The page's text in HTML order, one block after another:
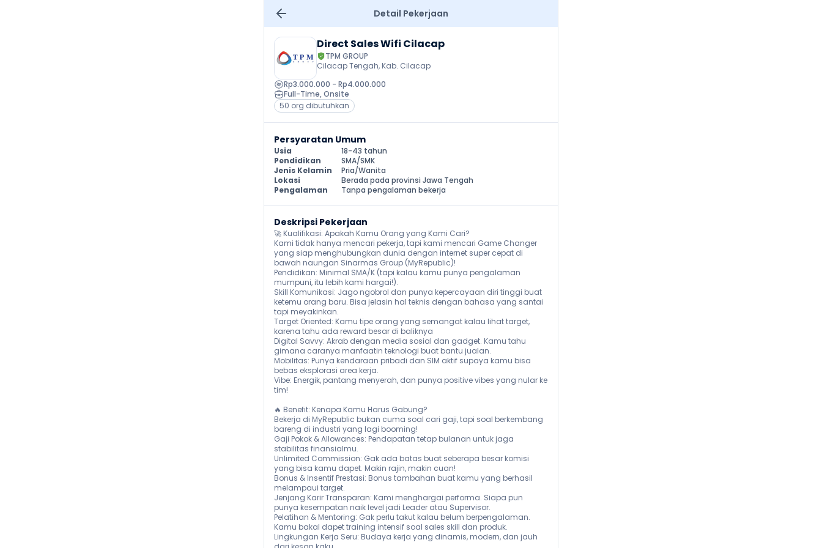
Detail Pekerjaan
Direct Sales Wifi Cilacap
TPM GROUP
Cilacap Tengah, Kab. Cilacap
Rp3.000.000 - Rp4.000.000
Full-Time, Onsite
50 org dibutuhkan
Persyaratan Umum
Usia
18-43 tahun
Pendidikan
SMA/SMK
Jenis Kelamin
Pria/Wanita
Lokasi
Berada pada provinsi Jawa Tengah
Pengalaman
Tanpa pengalaman bekerja
Deskripsi Pekerjaan
🚀 Kualifikasi: Apakah Kamu Orang yang Kami Cari?
Kami tidak hanya mencari pekerja, tapi kami mencari Game Changer
yang siap menghubungkan dunia dengan internet super cepat di
bawah naungan Sinarmas Group (MyRepublic)!
Pendidikan: Minimal SMA/K (tapi kalau kamu punya pengalaman
mumpuni, itu lebih kami hargai!).
Skill Komunikasi: Jago ngobrol dan punya kepercayaan diri tinggi buat
ketemu orang baru. Bisa jelasin hal teknis dengan bahasa yang santai
tapi meyakinkan.
Target Oriented: Kamu tipe orang yang semangat kalau lihat target,
karena tahu ada reward besar di baliknya
Digital Savvy: Akrab dengan media sosial dan gadget. Kamu tahu
gimana caranya manfaatin teknologi buat bantu jualan.
Mobilitas: Punya kendaraan pribadi dan SIM aktif supaya kamu bisa
bebas eksplorasi area kerja.
Vibe: Energik, pantang menyerah, dan punya positive vibes yang nular ke
tim!
🔥 Benefit: Kenapa Kamu Harus Gabung?
Bekerja di MyRepublic bukan cuma soal cari gaji, tapi soal berkembang
bareng di industri yang lagi booming!
Gaji Pokok & Allowances: Pendapatan tetap bulanan untuk jaga
stabilitas finansialmu.
Unlimited Commission: Gak ada batas buat seberapa besar komisi
yang bisa kamu dapet. Makin rajin, makin cuan!
Bonus & Insentif Prestasi: Bonus tambahan buat kamu yang berhasil
melampaui target.
Jenjang Karir Transparan: Kami menghargai performa. Siapa pun
punya kesempatan naik level jadi Leader atau Supervisor.
Pelatihan & Mentoring: Gak perlu takut kalau belum berpengalaman.
Kamu bakal dapet training intensif soal sales skill dan produk.
Lingkungan Kerja Seru: Budaya kerja yang dinamis, modern, dan jauh